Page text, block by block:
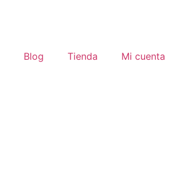
Blog Tienda Mi cuenta